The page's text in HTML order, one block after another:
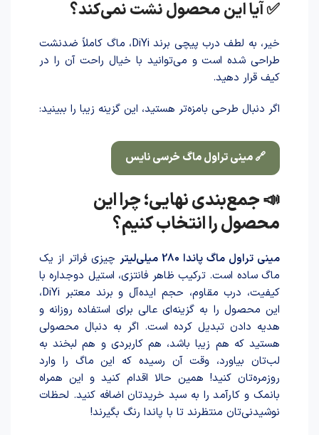
✅ آیا این محصول نشت نمی‌کند؟
خیر، به لطف درب پیچی برند DiYi، ماگ کاملاً ضدنشت
طر‌احی شد‌ه است و می‌توانید با خیال راحت آن را در
کیف قرار دهید.
اگر دنبال طرحی بامزه‌تر هستید، این گزینه زیبا را ببینید:
🔗 مینی تراول ماگ خرسی نایس
📣 جمع‌بندی نهایی؛ چرا این
محصول را انتخاب کنیم؟
مینی تراول ماگ پاندا 280 میلی‌لیتر
چیزی فراتر از یک
ماگ ساده است. ترکیب ظاهر فانتزی، استیل دوجداره با
کیفیت، درب مقاوم، حجم ایده‌آل و برند معتبر DiYi،
این محصول را به گزینه‌ای عالی برای استفاده روزانه و
هد‌یه داد‌ن تبد‌یل کرد‌ه است. اگر به دنبال محصولی
هستید که هم زیبا باشد، هم کاربردی و هم لبخند به
لب‌تان بیاورد، وقت آن رسیده که این ماگ را وارد
روزمره‌تان کنید! همین حالا اقدام کنید و این همراه
بانمک و کارآمد را به سبد خریدتان اضافه کنید. لحظات
نوشیدنی‌تان منتظرند تا با پاندا رنگ بگیرند!